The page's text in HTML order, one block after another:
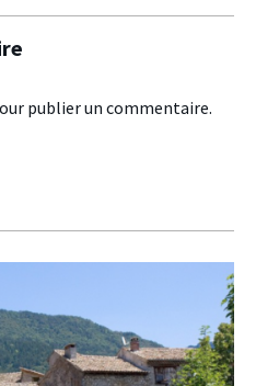
publier un commentaire.